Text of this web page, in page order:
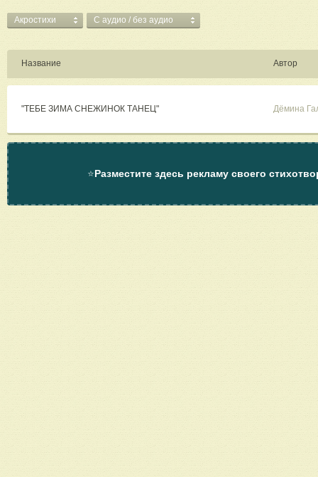
Акростихи C аудио / без аудио
Название Автор
"ТЕБЕ ЗИМА СНЕЖИНОК ТАНЕЦ" Дёмина
⭐Разместите здесь рекламу своего